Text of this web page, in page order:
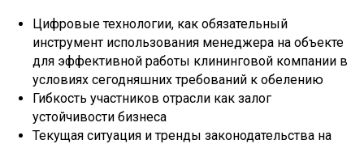
Цифровые технологии, как обязательный
инструмент использования менеджера на объекте
для эффективной работы клининговой компании в
условиях сегодняшних требований к обелению
Гибкость участников отрасли как залог
устойчивости бизнеса
Текущая ситуация и тренды законодательства на